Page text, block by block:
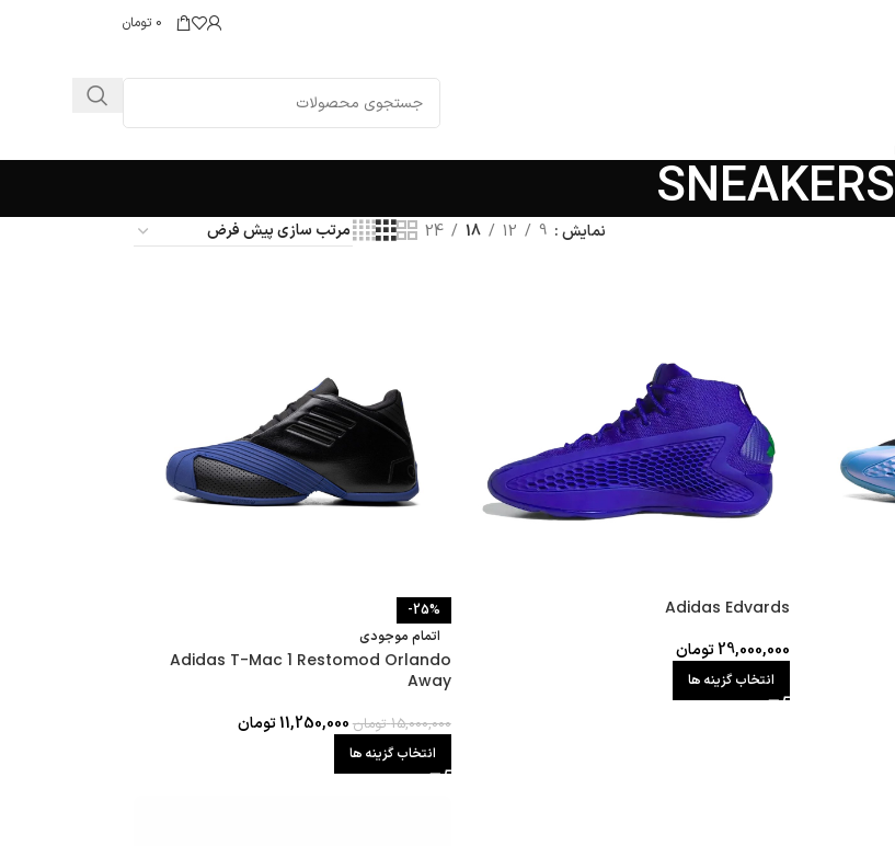
0 تومان
SNEAKERS
نمایش 9
12
18
24
Adidas Edvards
29,000,000تومان
انتخاب گزینه ها
-25%
اتمام موجودی
Adidas T-Mac 1 Restomod Orlando
Away
15,000,000 تومان 11,250,000تومان
انتخاب گزینه ها